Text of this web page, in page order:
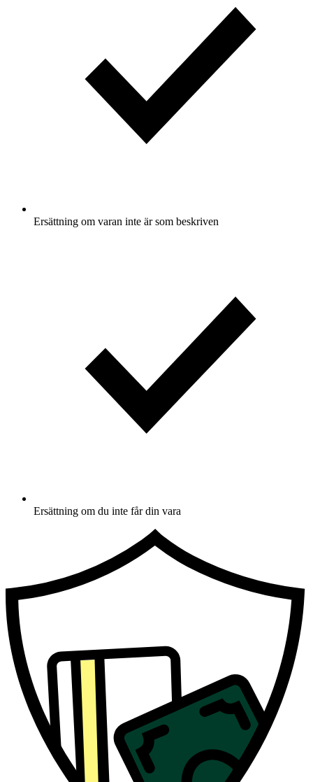
Ersättning om varan inte är som beskriven
Ersättning om du inte får din vara